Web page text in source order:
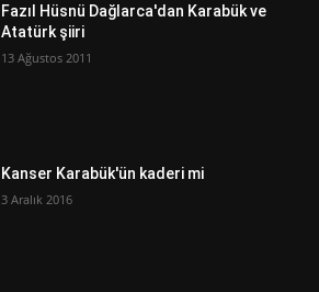
Fazıl Hüsnü Dağlarca'dan Karabük ve
Atatürk şiiri
13 Ağustos 2011
Kanser Karabük'ün kaderi mi
3 Aralık 2016